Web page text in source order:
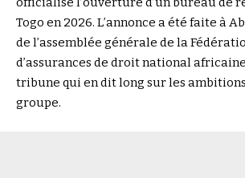
Togo en 2026. L’annonce a été faite à
de l’assemblée générale de la
d’assurances de droit national
tribune qui en dit long sur les
groupe.